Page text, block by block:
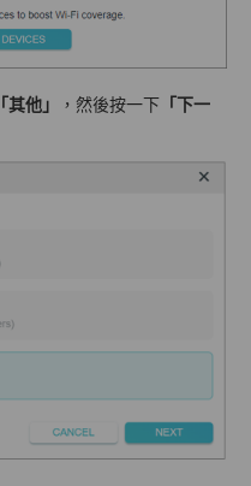
「其他」 ，然後按一下 「下一